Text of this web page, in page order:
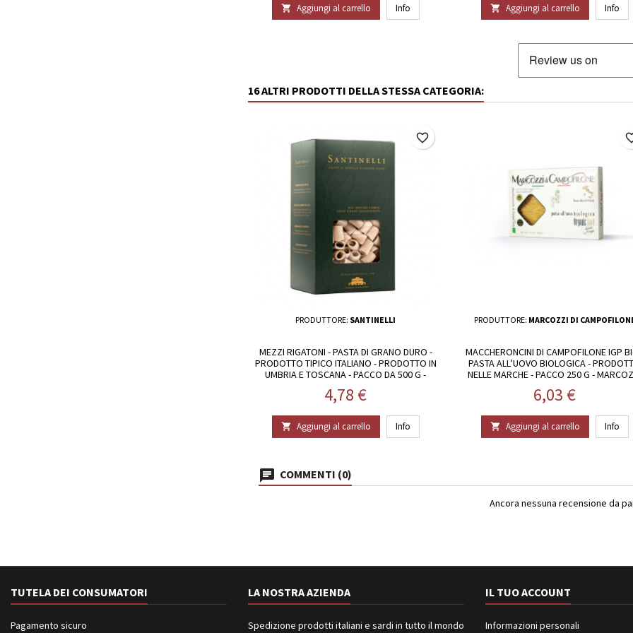
 Aggiungi al carrello Info  Aggiungi al carrello Info
16 ALTRI PRODOTTI DELLA STESSA CATEGORIA:
PRODUTTORE: SANTINELLI
MEZZI RIGATONI - PASTA DI GRANO DURO -
PRODOTTO TIPICO ITALIANO - PRODOTTO IN
UMBRIA E TOSCANA - PACCO DA 500 G -
Prezzo
4,78 €
 Aggiungi al carrello Info
favorite_border
PRODUTTORE: MARCOZZI DI
MACCHERONCINI DI CAMPOFILONE IGP
PASTA ALL’UOVO BIOLOGICA -
NELLE MARCHE - PACCO 250 G -
Prezzo
6,03 €
 Aggiungi al carrello Info
COMMENTI (0)
Ancora nessuna recensione da
TUTELA DEI CONSUMATORI
Pagamento sicuro
LA NOSTRA AZIENDA
Spedizione prodotti italiani e sardi in tutto il mondo
IL TUO ACCOUNT
Informazioni personali